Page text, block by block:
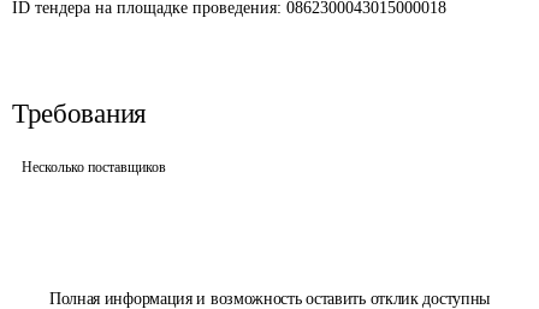
Полная информация и возможность оставить отклик доступны
ID тендера на площадке проведения: 0862300043015000018
Требования
Несколько поставщиков